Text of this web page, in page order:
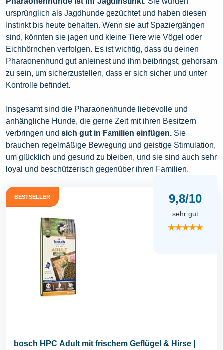
ursprünglich als Jagdhunde gezüchtet und haben diesen
Instinkt bis heute behalten. Wenn sie auf Spaziergängen
sind, könnten sie jagen und kleine Tiere wie Vögel oder
Eichhörnchen verfolgen. Es ist wichtig, dass du deinen
Pharaonenhund gut anleinest und ihm beibringst, gehorsam
zu sein, um sicherzustellen, dass er sich sicher und unter
Kontrolle befindet.
Insgesamt sind die Pharaonenhunde liebevolle und
anhängliche Hunde, die gerne Zeit mit ihren Besitzern
verbringen und sich gut in Familien einfügen. Sie
brauchen regelmäßige Bewegung und geistige Stimulation,
um glücklich und gesund zu bleiben, und sie sind auch sehr
loyal und beschützerisch gegenüber ihren Familien.
BESTSELLER 9,8/10
sehr gut
★★★★★
bosch HPC Adult mit frischem Geflügel & Hirse |